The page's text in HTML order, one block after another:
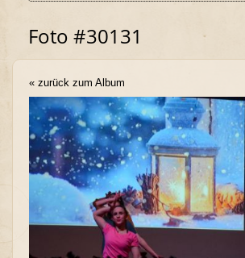
Foto #30131
« zurück zum Album